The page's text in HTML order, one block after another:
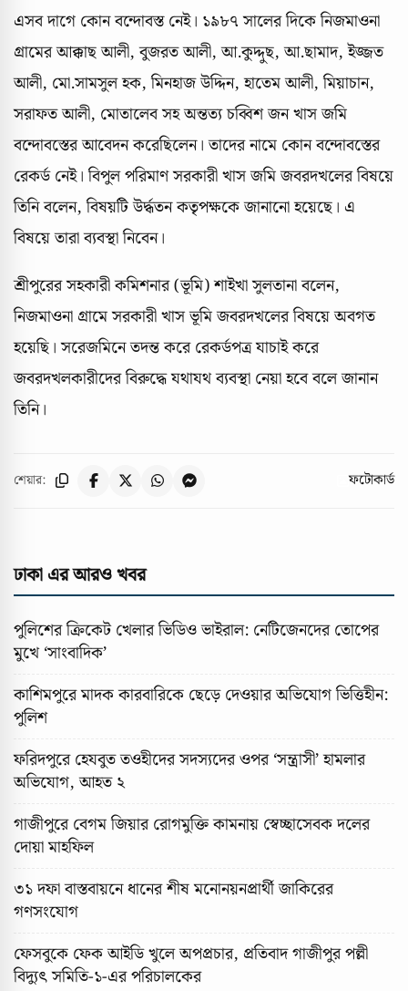
এসব দাগে কোন বন্দোবস্ত নেই। ১৯৮৭ সালের দিকে নিজমাওনা
গ্রামের আক্কাছ আলী, বুজরত আলী, আ.কুদ্দুছ, আ.ছামাদ, ইজ্জত
আলী, মো.সামসুল হক, মিনহাজ উদ্দিন, হাতেম আলী, মিয়াচান,
সরাফত আলী, মোতালেব সহ অন্তত্য চব্বিশ জন খাস জমি
বন্দোবস্তের আবেদন করেছিলেন। তাদের নামে কোন বন্দোবস্তের
রেকর্ড নেই। বিপুল পরিমাণ সরকারী খাস জমি জবরদখলের বিষয়ে
তিনি বলেন, বিষয়টি উর্দ্ধতন কতৃপক্ষকে জানানো হয়েছে। এ
বিষয়ে তারা ব্যবস্থা নিবেন।
শ্রীপুরের সহকারী কমিশনার (ভূমি) শাইখা সুলতানা বলেন,
নিজমাওনা গ্রামে সরকারী খাস ভূমি জবরদখলের বিষয়ে অবগত
হয়েছি। সরেজমিনে তদন্ত করে রেকর্ডপত্র যাচাই করে
জবরদখলকারীদের বিরুদ্ধে যথাযথ ব্যবস্থা নেয়া হবে বলে জানান
তিনি।
শেয়ার: ফটোকার্ড
ঢাকা এর আরও খবর
পুলিশের ক্রিকেট খেলার ভিডিও ভাইরাল: নেটিজেনদের তোপের
মুখে ‘সাংবাদিক’
কাশিমপুরে মাদক কারবারিকে ছেড়ে দেওয়ার অভিযোগ ভিত্তিহীন:
পুলিশ
ফরিদপুরে হেযবুত তওহীদের সদস্যদের ওপর ‘সন্ত্রাসী’ হামলার
অভিযোগ, আহত ২
গাজীপুরে বেগম জিয়ার রোগমুক্তি কামনায় স্বেচ্ছাসেবক দলের
দোয়া মাহফিল
৩১ দফা বাস্তবায়নে ধানের শীষ মনোনয়নপ্রার্থী জাকিরের
গণসংযোগ
ফেসবুকে ফেক আইডি খুলে অপপ্রচার, প্রতিবাদ গাজীপুর পল্লী
বিদ্যুৎ সমিতি-১-এর পরিচালকের